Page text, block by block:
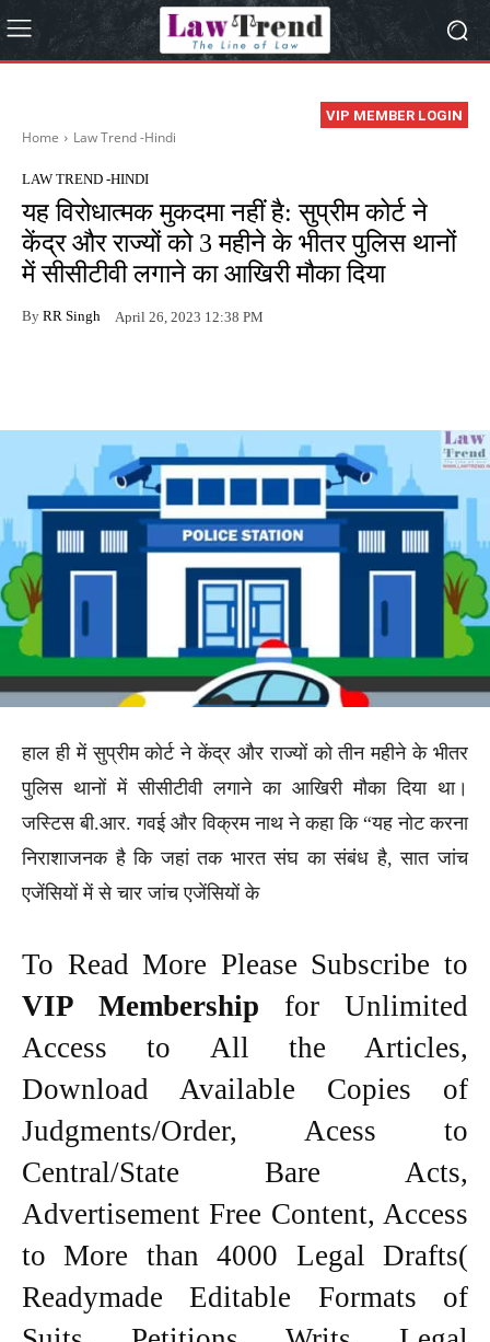
VIP MEMBER LOGIN
Home Law Trend -Hindi
LAW TREND -HINDI
यह विरोधात्मक मुकदमा नहीं है: सुप्रीम कोर्ट ने
केंद्र और राज्यों को 3 महीने के भीतर पुलिस थानों
में सीसीटीवी लगाने का आखिरी मौका दिया
By RR Singh April 26, 2023 12:38 PM
हाल ही में सुप्रीम कोर्ट ने केंद्र और राज्यों को तीन महीने के भीतर
पुलिस थानों में सीसीटीवी लगाने का आखिरी मौका दिया था।
जस्टिस बी.आर. गवई और विक्रम नाथ ने कहा कि “यह नोट करना
निराशाजनक है कि जहां तक भारत संघ का संबंध है, सात जांच
एजेंसियों में से चार जांच एजेंसियों के
To Read More Please Subscribe to
VIP Membership for Unlimited
Access to All the Articles,
Download Available Copies of
Judgments/Order, Acess to
Central/State Bare Acts,
Advertisement Free Content, Access
to More than 4000 Legal Drafts(
Readymade Editable Formats of